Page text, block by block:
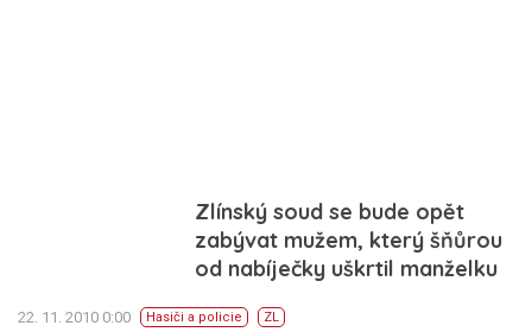
Zlínský soud se bude opět
zabývat mužem, který šňůrou
od nabíječky uškrtil manželku
22. 11. 2010 0:00 Hasiči a policie ZL